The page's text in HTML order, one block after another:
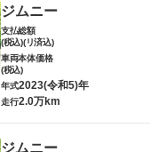
ジムニー
支払総額
(税込)(リ済込)
車両本体価格
(税込)
年式2023(令和5)年
走行2.0万km
ジムニー